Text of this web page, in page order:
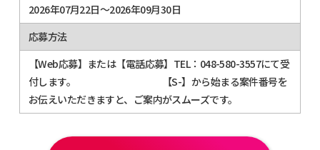
2026年07月22日～2026年09月30日
応募方法
【Web応募】または【電話応募】TEL：048-580-3557にて受
付します。 【S-】から始まる案件番号を
お伝えいただきますと、ご案内がスムーズです。